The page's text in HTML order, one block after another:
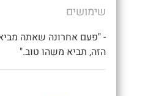
שימושים
- "פעם אחרונה שאתה
הזה, תביא משהו טוב."